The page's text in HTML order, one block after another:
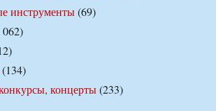
инструменты(69)
(134)
концерты(233)